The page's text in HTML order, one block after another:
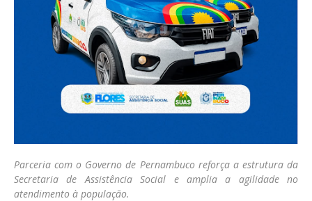
Parceria com o Governo de Pernambuco reforça a estrutura da
Secretaria de Assistência Social e amplia a agilidade no
atendimento à população.